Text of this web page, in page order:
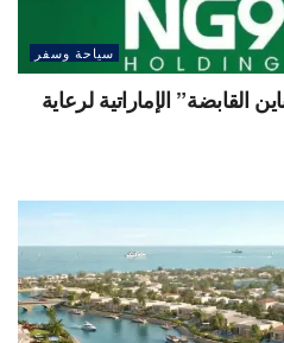
سياحة وسفر
الإماراتية لرعاية